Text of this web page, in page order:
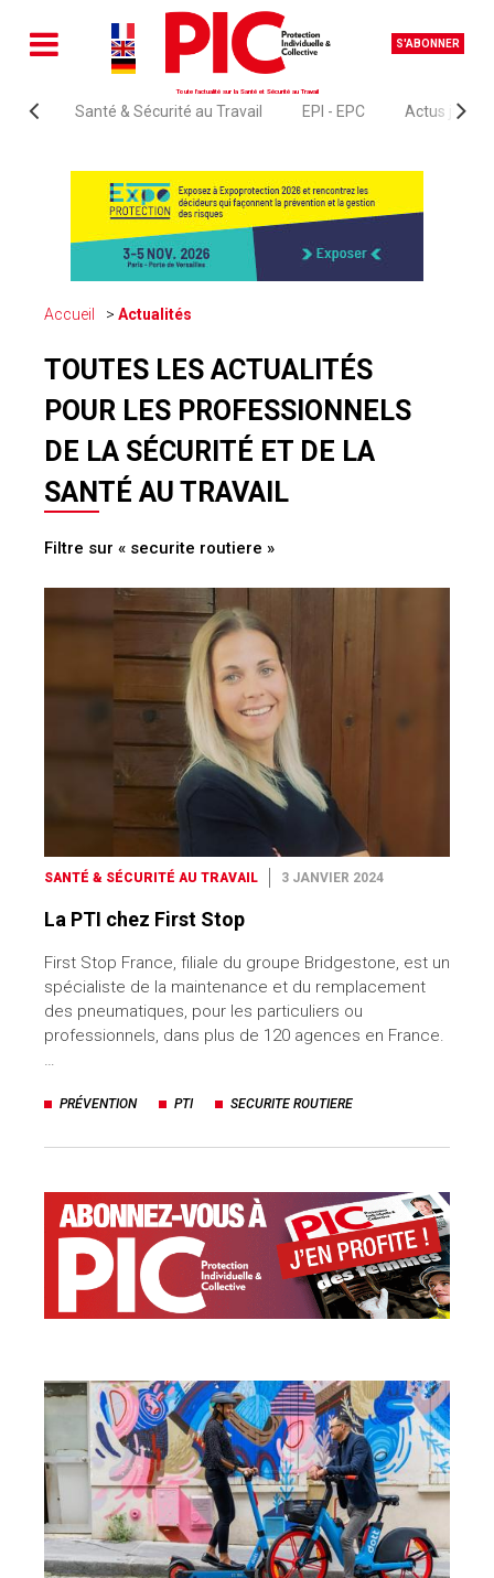
S'ABONNER
Toute l'actualité sur la Santé et Sécurité au Travail
Santé & Sécurité au Travail EPI - EPC Actus
Accueil Actualités
TOUTES LES ACTUALITÉS
POUR LES PROFESSIONNELS
DE LA SÉCURITÉ ET DE LA
SANTÉ AU TRAVAIL
Filtre sur « securite routiere »
SANTÉ & SÉCURITÉ AU TRAVAIL 3 JANVIER 2024
La PTI chez First Stop
First Stop France, filiale du groupe Bridgestone, est un
spécialiste de la maintenance et du remplacement
des pneumatiques, pour les particuliers ou
professionnels, dans plus de 120 agences en France.
…
PRÉVENTION PTI SECURITE ROUTIERE